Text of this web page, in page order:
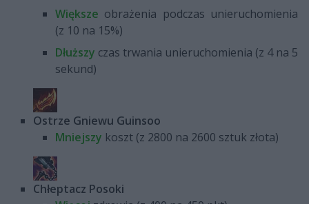
Większe obrażenia podczas unieruchomienia
(z 10 na 15%)
Dłuższy czas trwania unieruchomienia (z 4 na 5
sekund)
Ostrze Gniewu Guinsoo
Mniejszy koszt (z 2800 na 2600 sztuk złota)
Chłeptacz Posoki